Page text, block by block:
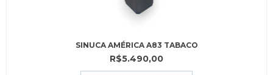
SINUCA AMÉRICA A83 TABACO
R$5.490,00